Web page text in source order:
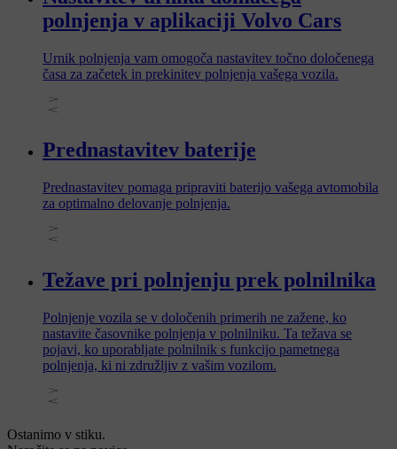
polnjenja v aplikaciji Volvo Cars
Urnik polnjenja vam omogoča nastavitev točno določenega
časa za začetek in prekinitev polnjenja vašega vozila.
Prednastavitev baterije
Prednastavitev pomaga pripraviti baterijo vašega avtomobila
za optimalno delovanje polnjenja.
Težave pri polnjenju prek polnilnika
Polnjenje vozila se v določenih primerih ne zažene, ko
nastavite časovnike polnjenja v polnilniku. Ta težava se
pojavi, ko uporabljate polnilnik s funkcijo pametnega
polnjenja, ki ni združljiv z vašim vozilom.